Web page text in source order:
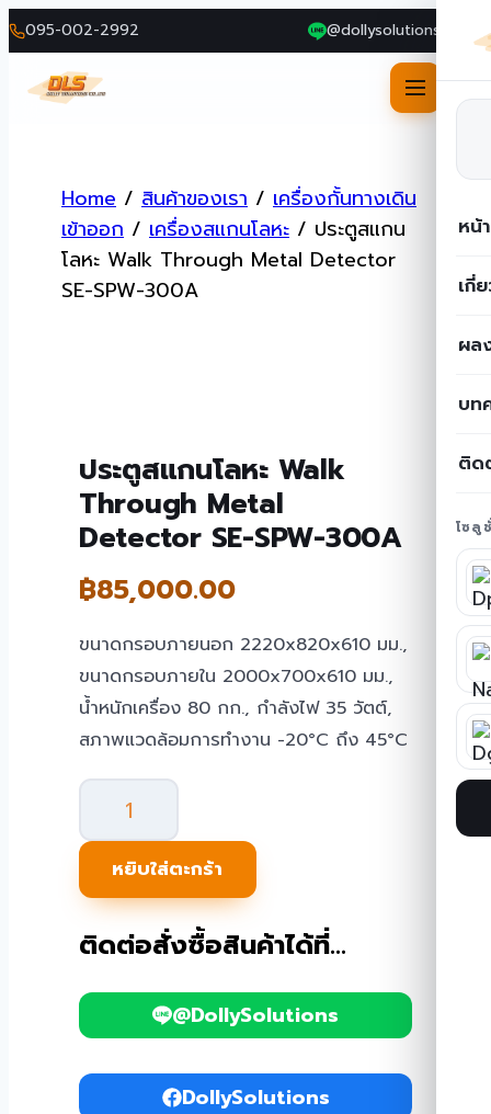
095-002-2992 @dollysolutions
หน้
เกี่
ผล
บท
ติด
โซลู
contentHome / สินค้าของเรา / เครื่องกั้นทางเดิน
เข้าออก / เครื่องสแกนโลหะ / ประตูสแกน
โลหะ Walk Through Metal Detector
SE-SPW-300A
ประตูสแกนโลหะ Walk
Through Metal
Detector SE-SPW-300A
฿85,000.00
ขนาดกรอบภายนอก 2220x820x610 มม.,
ขนาดกรอบภายใน 2000x700x610 มม.,
น้ำหนักเครื่อง 80 กก., กำลังไฟ 35 วัตต์,
สภาพแวดล้อมการทำงาน -20°C ถึง 45°C
จำนวน
สแกน
โลหะ
Walk
Through
Detector
SE-
SPW-
หยิบใส่ตะกร้า
ติดต่อสั่งซื้อสินค้าได้ที่…
@DollySolutions
DollySolutions